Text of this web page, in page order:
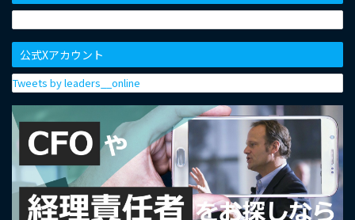
公式Xアカウント
Tweets by leaders__online